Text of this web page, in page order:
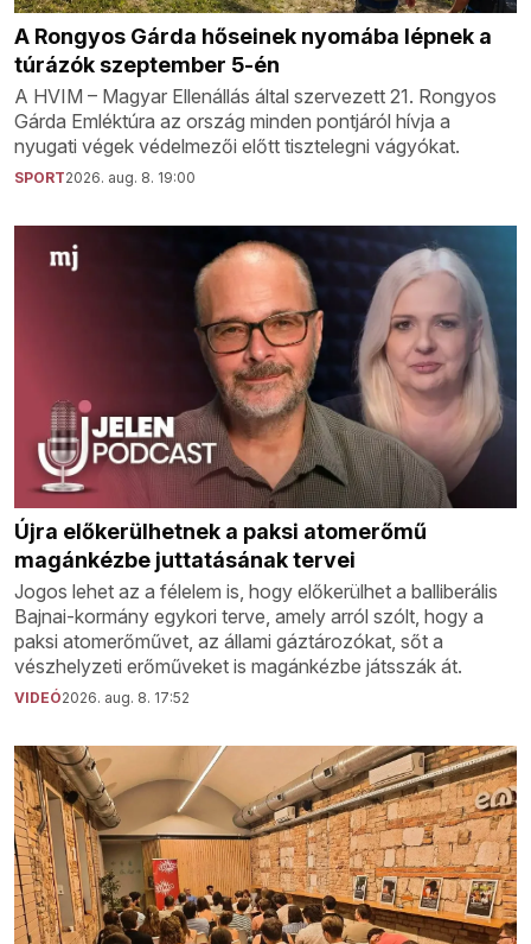
A Rongyos Gárda hőseinek nyomába lépnek a
túrázók szeptember 5-én
A HVIM – Magyar Ellenállás által szervezett 21. Rongyos
Gárda Emléktúra az ország minden pontjáról hívja a
nyugati végek védelmezői előtt tisztelegni vágyókat.
SPORT2026. aug. 8. 19:00
Újra előkerülhetnek a paksi atomerőmű
magánkézbe juttatásának tervei
Jogos lehet az a félelem is, hogy előkerülhet a balliberális
Bajnai-kormány egykori terve, amely arról szólt, hogy a
paksi atomerőművet, az állami gáztározókat, sőt a
vészhelyzeti erőműveket is magánkézbe játsszák át.
VIDEÓ2026. aug. 8. 17:52